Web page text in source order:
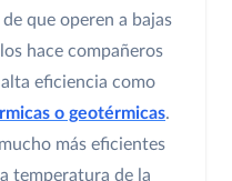
que operen a bajas
hace compañeros
eficiencia como
o geotérmicas.
más eficientes
temperatura de la